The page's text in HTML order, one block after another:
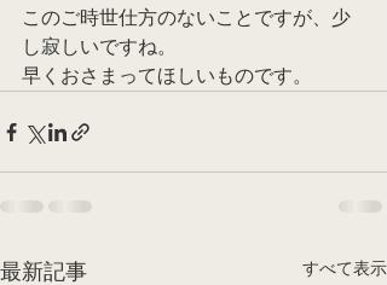
このご時世仕方のないことですが、少
し寂しいですね。
早くおさまってほしいものです。
最新記事 すべて表示